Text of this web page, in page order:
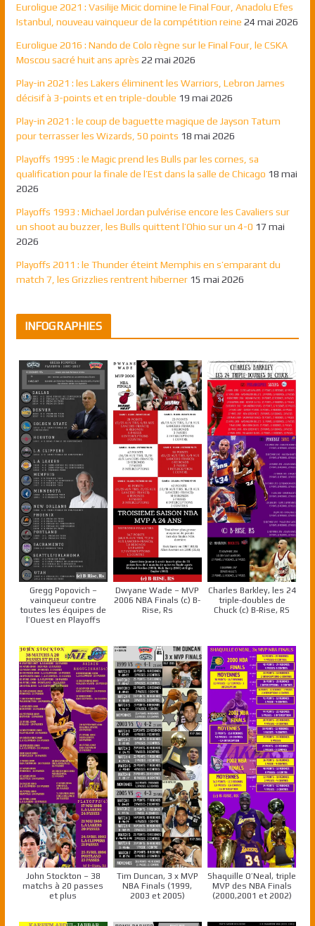
Euroligue 2021 : Vasilije Micic domine le Final Four, Anadolu Efes
Istanbul, nouveau vainqueur de la compétition reine 24 mai 2026
Euroligue 2016 : Nando de Colo règne sur le Final Four, le CSKA
Moscou sacré huit ans après 22 mai 2026
Play-in 2021 : les Lakers éliminent les Warriors, Lebron James
décisif à 3-points et en triple-double 19 mai 2026
Play-in 2021 : le coup de baguette magique de Jayson Tatum
pour terrasser les Wizards, 50 points 18 mai 2026
Playoffs 1995 : le Magic prend les Bulls par les cornes, sa
qualification pour la finale de l’Est dans la salle de Chicago 18 mai
2026
Playoffs 1993 : Michael Jordan pulvérise encore les Cavaliers sur
un shoot au buzzer, les Bulls quittent l’Ohio sur un 4-0 17 mai
2026
Playoffs 2011 : le Thunder éteint Memphis en s’emparant du
match 7, les Grizzlies rentrent hiberner 15 mai 2026
INFOGRAPHIES
Gregg Popovich –
vainqueur contre
toutes les équipes de
l’Ouest en Playoffs
Dwyane Wade – MVP
2006 NBA Finals (c) B-
Rise, Rs
Charles Barkley, les 24
triple-doubles de
Chuck (c) B-Rise, RS
John Stockton – 38
matchs à 20 passes
et plus
Tim Duncan, 3 x MVP
NBA Finals (1999,
2003 et 2005)
Shaquille O’Neal, triple
MVP des NBA Finals
(2000,2001 et 2002)